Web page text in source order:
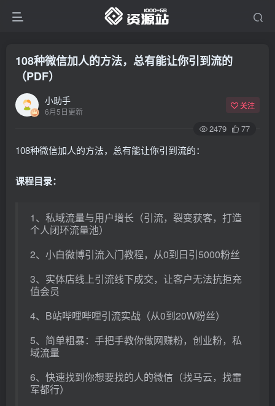
108种微信加人的方法，总有能让你引到流的
（PDF）
小助手
6月5日更新
关注
2479 77
108种微信加人的方法，总有能让你引到流的：
课程目录：
1、私域流量与用户增长（引流，裂变获客，打造
个人闭环流量池）
2、小白微博引流入门教程，从0到日引5000粉丝
3、实体店线上引流线下成交，让客户无法抗拒充
值会员
4、B站哔哩哔哩引流实战（从0到20W粉丝）
5、简单粗暴：手把手教你做网赚粉，创业粉，私
域流量
6、快速找到你想要找的人的微信（找马云，找雷
军都行）